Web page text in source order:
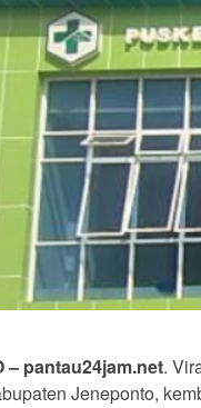
– pantau24jam.net.
Jeneponto,